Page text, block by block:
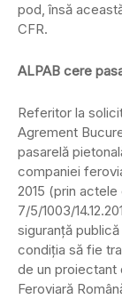
pod, însă
CFR.
ALPAB cere
Referitor la
Agrement
pasarelă
companiei
2015 (prin actele
7/5/1003/
siguranță
condiția să fie
de un proiectant
Feroviară